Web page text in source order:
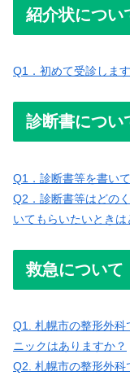
紹介状につい
Q1．初めて受診しま
診断書につい
Q1．診断書等を書い
Q2．診断書等はどの
いてもらいたいとき
救急について
Q1. 札幌市の整形外科
ニックはありますか？
Q2. 札幌市の整形外科